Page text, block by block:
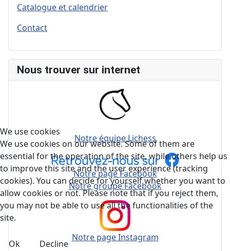
Catalogue et calendrier
Contact
Nous trouver sur internet
Notre équipe Lichess
Notre page Facebook
Notre groupe Facebook
Notre page Instagram
We use cookies
We use cookies on our website. Some of them are
essential for the operation of the site, while others help us
to improve this site and the user experience (tracking
cookies). You can decide for yourself whether you want to
allow cookies or not. Please note that if you reject them,
you may not be able to use all the functionalities of the
site.
Ok Decline